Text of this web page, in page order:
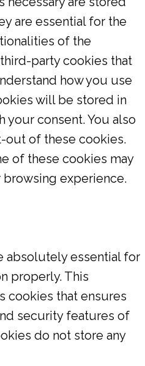
are essential for the
of the
party cookies that
how you use
will be stored in
your consent. You also
out of these cookies.
of these cookies may
browsing experience.
absolutely essential for
properly. This
cookies that ensures
security features of
do not store any